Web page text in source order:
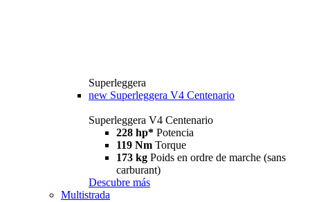
Superleggera
new Superleggera V4 Centenario
Superleggera V4 Centenario
228 hp* Potencia
119 Nm Torque
173 kg Poids en ordre de marche (sans
carburant)
Descubre más
Multistrada